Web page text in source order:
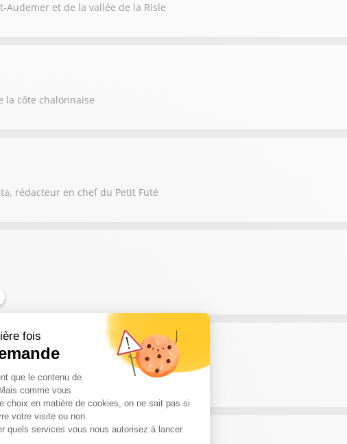
Audemer et de la vallée de la Risle
la côte chalonnaise
rédacteur en chef du Petit Futé
d'Amour en Loire-Atlantique